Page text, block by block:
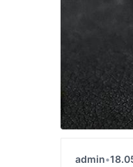
admin•